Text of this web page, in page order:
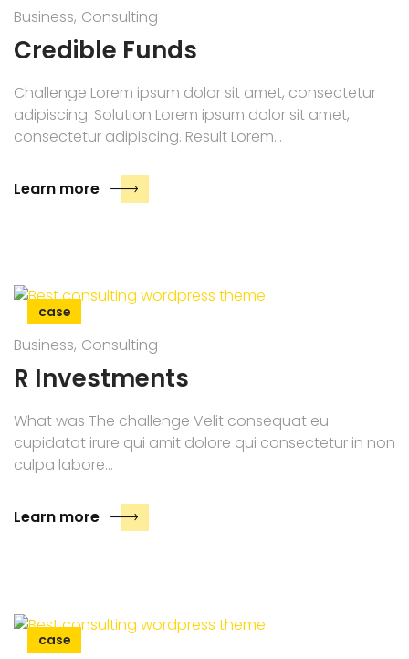
Business Consulting
Credible Funds
Challenge Lorem ipsum dolor sit amet, consectetur
adipiscing. Solution Lorem ipsum dolor sit amet,
consectetur adipiscing. Result Lorem…
Learn more
case
Business Consulting
R Investments
What was The challenge Velit consequat eu
cupidatat irure qui amit dolore qui consectetur in non
culpa labore…
Learn more
case